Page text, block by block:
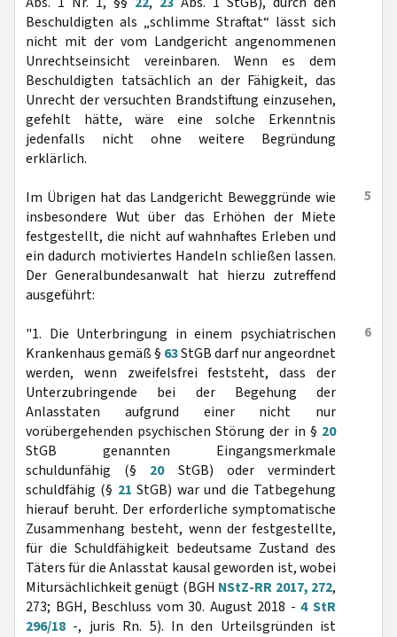
Beschuldigten als „schlimme Straftat“ lässt sich
nicht mit der vom Landgericht angenommenen
Unrechtseinsicht vereinbaren. Wenn es dem
Beschuldigten tatsächlich an der Fähigkeit, das
Unrecht der versuchten Brandstiftung einzusehen,
gefehlt hätte, wäre eine solche Erkenntnis
jedenfalls nicht ohne weitere Begründung
erklärlich.
5
Im Übrigen hat das Landgericht Beweggründe wie
insbesondere Wut über das Erhöhen der Miete
festgestellt, die nicht auf wahnhaftes Erleben und
ein dadurch motiviertes Handeln schließen lassen.
Der Generalbundesanwalt hat hierzu zutreffend
ausgeführt:
6
"1. Die Unterbringung in einem psychiatrischen
Krankenhaus gemäß § 63StGB darf nur angeordnet
werden, wenn zweifelsfrei feststeht, dass der
Unterzubringende bei der Begehung der
Anlasstaten aufgrund einer nicht nur
vorübergehenden psychischen Störung der in § 20
StGB genannten Eingangsmerkmale
schuldunfähig (§ 20StGB) oder vermindert
schuldfähig (§ 21 StGB) war und die Tatbegehung
hierauf beruht. Der erforderliche symptomatische
Zusammenhang besteht, wenn der festgestellte,
für die Schuldfähigkeit bedeutsame Zustand des
Täters für die Anlasstat kausal geworden ist, wobei
Mitursächlichkeit genügt (BGH NStZ-RR 2017, 272,
273; BGH, Beschluss vom 30. August 2018 -4 StR
296/18 -, juris Rn. 5). In den Urteilsgründen ist